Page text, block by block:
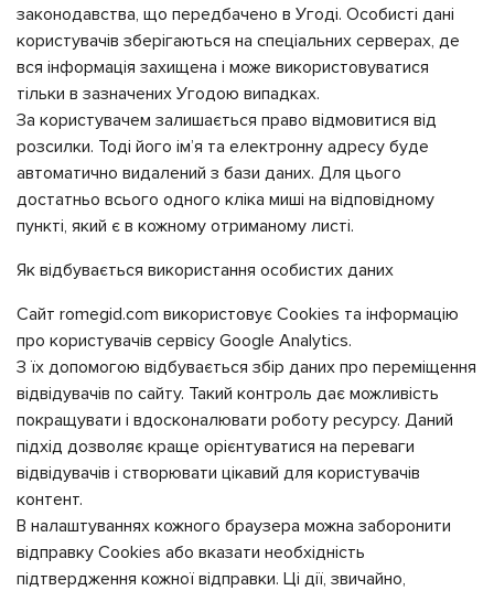
законодавства, що передбачено в Угоді. Особисті дані
користувачів зберігаються на спеціальних серверах, де
вся інформація захищена і може використовуватися
тільки в зазначених Угодою випадках.
За користувачем залишається право відмовитися від
розсилки. Тоді його ім’я та електронну адресу буде
автоматично видалений з бази даних. Для цього
достатньо всього одного кліка миші на відповідному
пункті, який є в кожному отриманому листі.
Як відбувається використання особистих даних
Сайт romegid.com використовує Cookies та інформацію
про користувачів сервісу Google Analytics.
З їх допомогою відбувається збір даних про переміщення
відвідувачів по сайту. Такий контроль дає можливість
покращувати і вдосконалювати роботу ресурсу. Даний
підхід дозволяє краще орієнтуватися на переваги
відвідувачів і створювати цікавий для користувачів
контент.
В налаштуваннях кожного браузера можна заборонити
відправку Cookies або вказати необхідність
підтвердження кожної відправки. Ці дії, звичайно,